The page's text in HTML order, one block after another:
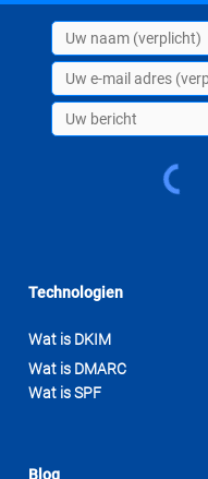
Technologien
Wat is DKIM
Wat is DMARC
Wat is SPF
Blog